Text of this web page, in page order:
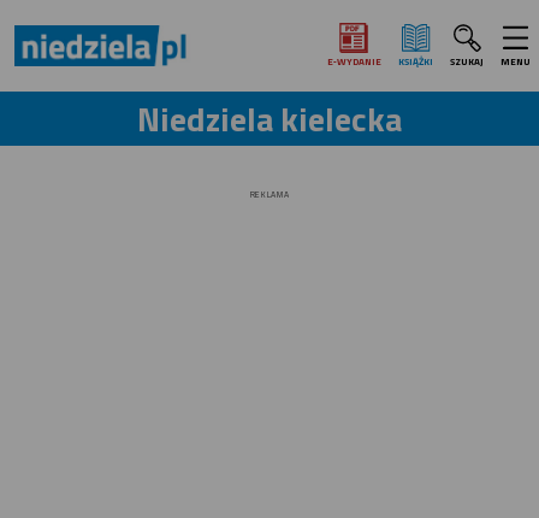
E‑WYDANIE KSIĄŻKI SZUKAJ MENU
Niedziela kielecka
REKLAMA